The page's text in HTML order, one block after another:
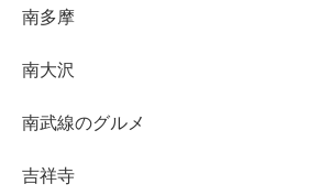
南多摩
南大沢
南武線のグルメ
吉祥寺